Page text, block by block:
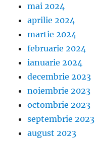
mai 2024
aprilie 2024
martie 2024
februarie 2024
ianuarie 2024
decembrie 2023
noiembrie 2023
octombrie 2023
septembrie 2023
august 2023